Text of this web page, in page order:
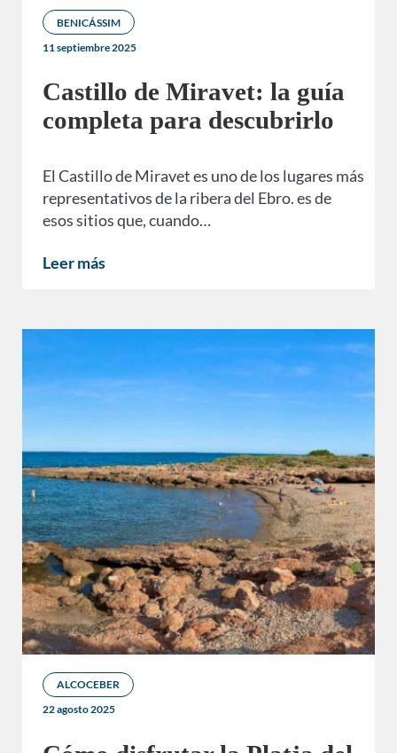
BENICÁSSIM
11 septiembre 2025
Castillo de Miravet: la guía
completa para descubrirlo
El Castillo de Miravet es uno de los lugares más
representativos de la ribera del Ebro. es de
esos sitios que, cuando…
Leer más
ALCOCEBER
22 agosto 2025